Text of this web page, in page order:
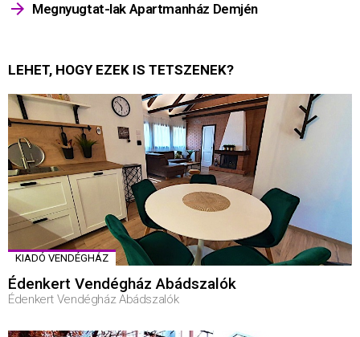
Megnyugtat-lak Apartmanház Demjén
LEHET, HOGY EZEK IS TETSZENEK?
KIADÓ VENDÉGHÁZ
Édenkert Vendégház Abádszalók
Édenkert Vendégház Abádszalók